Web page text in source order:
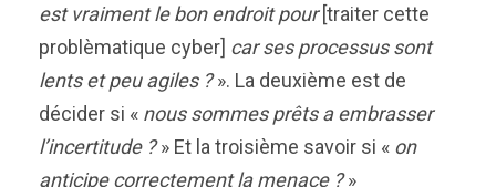
est vraiment le bon endroit pour[traiter cette
problèmatique cyber] car ses processus sont
lents et peu agiles ?». La deuxième est de
décider si « nous sommes prêts a embrasser
l’incertitude ?» Et la troisième savoir si « on
anticipe correctement la menace ?»